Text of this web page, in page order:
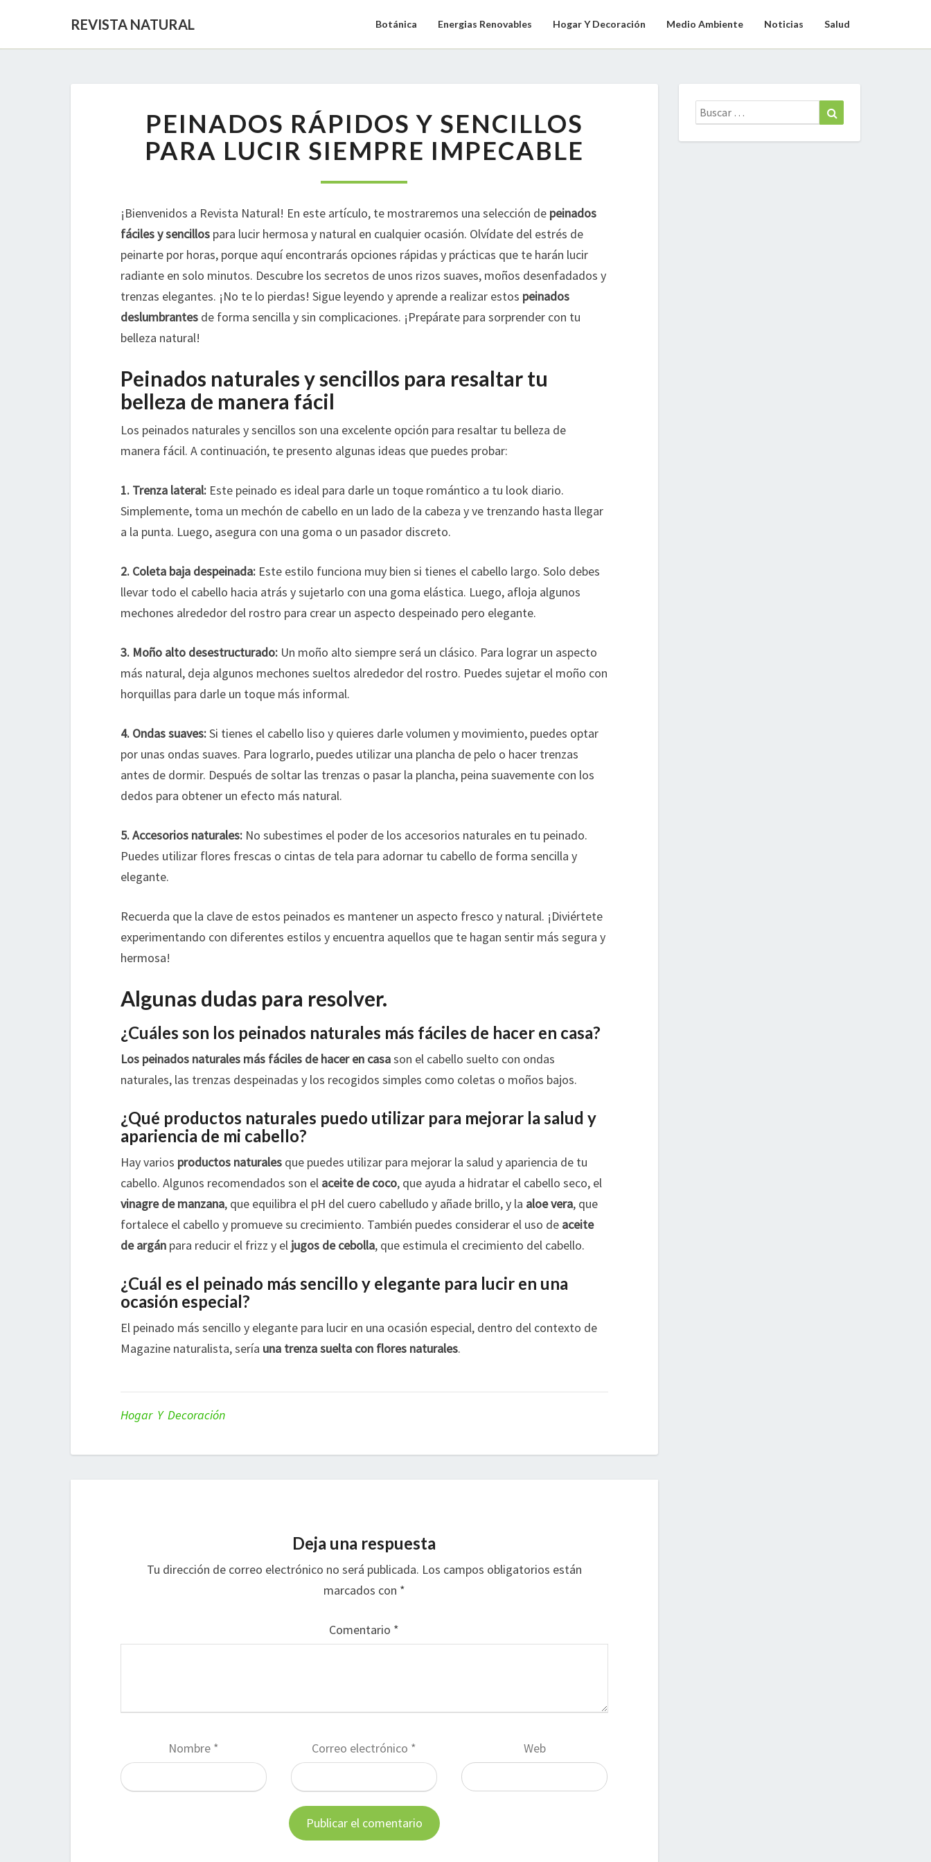
REVISTA NATURAL Botánica Energias Renovables Hogar Y Decoración Medio Ambiente Noticias Salud
RÁPIDOS
Y
SENCILLOS
SIEMPRE
IMPECABLE
PEINADOS RÁPIDOS Y SENCILLOS
PARA LUCIR SIEMPRE IMPECABLE
¡Bienvenidos a Revista Natural! En este artículo, te mostraremos una selección de peinados
fáciles y sencillos para lucir hermosa y natural en cualquier ocasión. Olvídate del estrés de
peinarte por horas, porque aquí encontrarás opciones rápidas y prácticas que te harán lucir
radiante en solo minutos. Descubre los secretos de unos rizos suaves, moños desenfadados y
trenzas elegantes. ¡No te lo pierdas! Sigue leyendo y aprende a realizar estos peinados
deslumbrantes de forma sencilla y sin complicaciones. ¡Prepárate para sorprender con tu
belleza natural!
Peinados naturales y sencillos para resaltar tu
belleza de manera fácil
Los peinados naturales y sencillos son una excelente opción para resaltar tu belleza de
manera fácil. A continuación, te presento algunas ideas que puedes probar:
1. Trenza lateral: Este peinado es ideal para darle un toque romántico a tu look diario.
Simplemente, toma un mechón de cabello en un lado de la cabeza y ve trenzando hasta llegar
a la punta. Luego, asegura con una goma o un pasador discreto.
2. Coleta baja despeinada: Este estilo funciona muy bien si tienes el cabello largo. Solo debes
llevar todo el cabello hacia atrás y sujetarlo con una goma elástica. Luego, afloja algunos
mechones alrededor del rostro para crear un aspecto despeinado pero elegante.
3. Moño alto desestructurado: Un moño alto siempre será un clásico. Para lograr un aspecto
más natural, deja algunos mechones sueltos alrededor del rostro. Puedes sujetar el moño con
horquillas para darle un toque más informal.
4. Ondas suaves:Si tienes el cabello liso y quieres darle volumen y movimiento, puedes optar
por unas ondas suaves. Para lograrlo, puedes utilizar una plancha de pelo o hacer trenzas
antes de dormir. Después de soltar las trenzas o pasar la plancha, peina suavemente con los
dedos para obtener un efecto más natural.
5.Accesorios naturales: No subestimes el poder de los accesorios naturales en tu peinado.
Puedes utilizar flores frescas o cintas de tela para adornar tu cabello de forma sencilla y
elegante.
Recuerda que la clave de estos peinados es mantener un aspecto fresco y natural. ¡Diviértete
experimentando con diferentes estilos y encuentra aquellos que te hagan sentir más segura y
hermosa!
Algunas dudas para resolver.
¿Cuáles son los peinados naturales más fáciles de hacer en casa?
Los peinados naturales más fáciles de hacer en casason el cabello suelto con ondas
naturales, las trenzas despeinadas y los recogidos simples como coletas o moños bajos.
¿Qué productos naturales puedo utilizar para mejorar la salud y
apariencia de mi cabello?
Hay varios productos naturales que puedes utilizar para mejorar la salud y apariencia de tu
cabello. Algunos recomendados son el aceite de coco, que ayuda a hidratar el cabello seco, el
vinagre de manzana, que equilibra el pH del cuero cabelludo y añade brillo, y la aloe vera, que
fortalece el cabello y promueve su crecimiento. También puedes considerar el uso de aceite
de argán para reducir el frizz y el jugos de cebolla, que estimula el crecimiento del cabello.
¿Cuál es el peinado más sencillo y elegante para lucir en una
ocasión especial?
El peinado más sencillo y elegante para lucir en una ocasión especial, dentro del contexto de
Magazine naturalista, sería una trenza suelta con flores naturales.
Hogar Y Decoración
Deja una respuesta
Tu dirección de correo electrónico no será publicada. Los campos obligatorios están
marcados con *
Comentario *
Nombre * Correo electrónico * Web
Buscar: